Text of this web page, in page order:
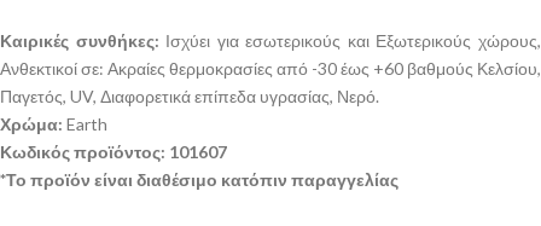
Καιρικές συνθήκες: Ισχύει για εσωτερικούς και Εξωτερικούς χώρους,
Ανθεκτικοί σε: Ακραίες θερμοκρασίες από -30 έως +60 βαθμούς Κελσίου,
Παγετός, UV, Διαφορετικά επίπεδα υγρασίας, Νερό.
Χρώμα: Earth
Κωδικός προϊόντος: 101607
*Το προϊόν είναι διαθέσιμο κατόπιν παραγγελίας